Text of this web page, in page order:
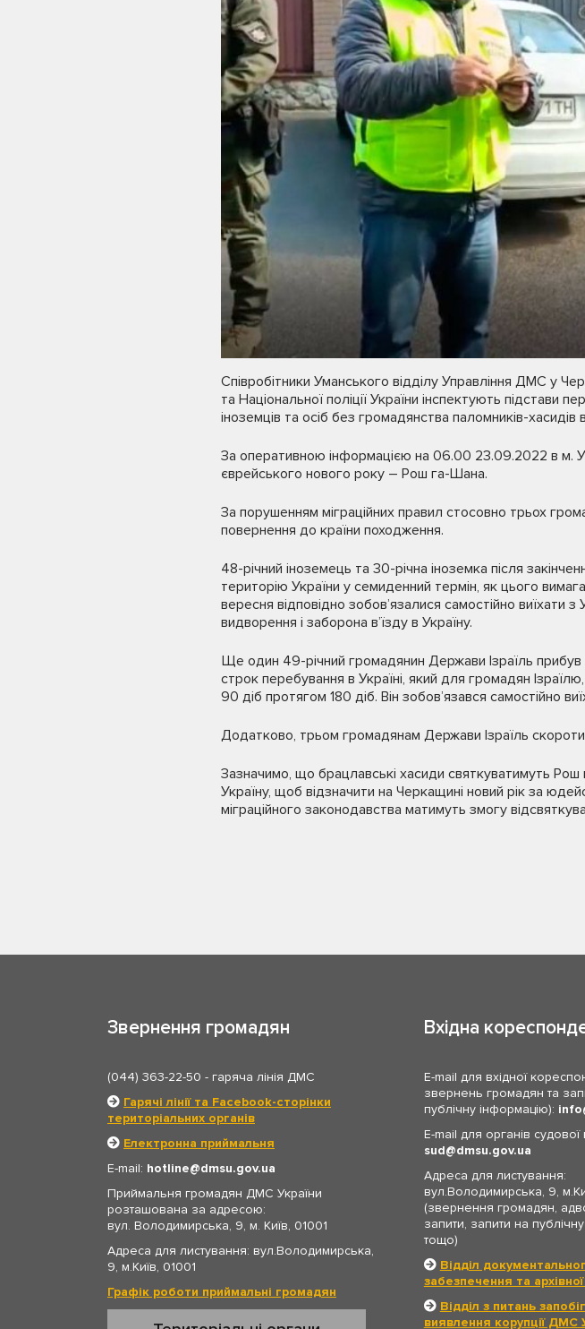
Співробітники Уманського відділу Управління ДМС у
та Національної поліції України інспектують
іноземців та осіб без громадянства паломників-хасидів
За оперативною інформацією на 06.00 23.09.2022 в м.
єврейського нового року – Рош га-Шана.
За порушенням міграційних правил стосовно трьох
повернення до країни походження.
48-річний іноземець та 30-річна іноземка після
територію України у семиденний термін, як цього
вересня відповідно зобов’язалися самостійно виїхати
видворення і заборона в’їзду в Україну.
Ще один 49-річний громадянин Держави Ізраїль
строк перебування в Україні, який для громадян
90 діб протягом 180 діб. Він зобов’язався самостійно
Додатково, трьом громадянам Держави Ізраїль
Зазначимо, що брацлавські хасиди святкуватимуть
Україну, щоб відзначити на Черкащині новий рік за
міграційного законодавства матимуть змогу
Звернення громадян
(044) 363-22-50 - гаряча лінія ДМС
Гарячі лінії та Facebook-сторінки
територіальних органів
Електронна приймальня
E-mail: hotline
dmsu.gov.ua
Приймальня громадян ДМС України
розташована за адресою:
вул. Володимирська, 9, м. Київ, 01001
Адреса для листування: вул.Володимирська,
9, м.Київ, 01001
Графік роботи приймальні громадян
Вхідна
E-mail для вхідної
звернень громадян та
публічну інформацію): info
E-mail для органів судової
sud
dmsu.gov.ua
Адреса для листування:
вул.Володимирська, 9,
(звернення громадян,
запити, запити на
тощо)
Відділ
забезпечення та
Відділ з питань
виявлення корупції ДМС